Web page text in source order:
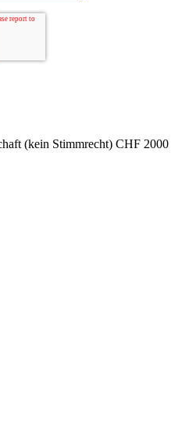
(kein Stimmrecht) CHF 2000